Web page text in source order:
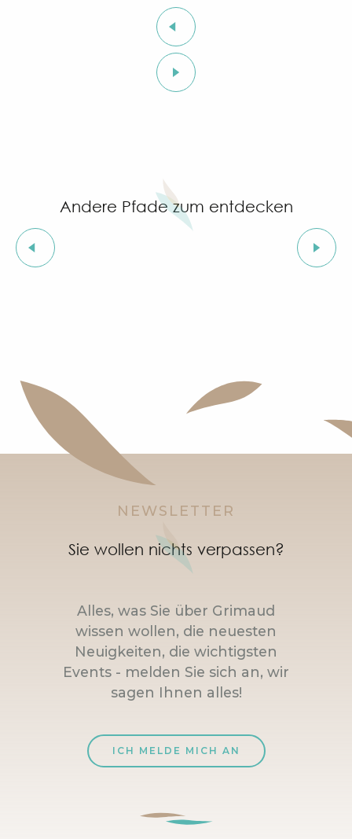
Andere Pfade zum entdecken
NEWSLETTER
Sie wollen nichts verpassen?
Alles, was Sie über Grimaud
wissen wollen, die neuesten
Neuigkeiten, die wichtigsten
Events - melden Sie sich an, wir
sagen Ihnen alles!
ICH MELDE MICH AN